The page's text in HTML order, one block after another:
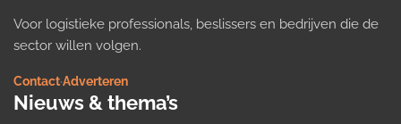
Voor logistieke professionals, beslissers en bedrijven die de
sector willen volgen.
Contact·Adverteren
Nieuws & thema’s